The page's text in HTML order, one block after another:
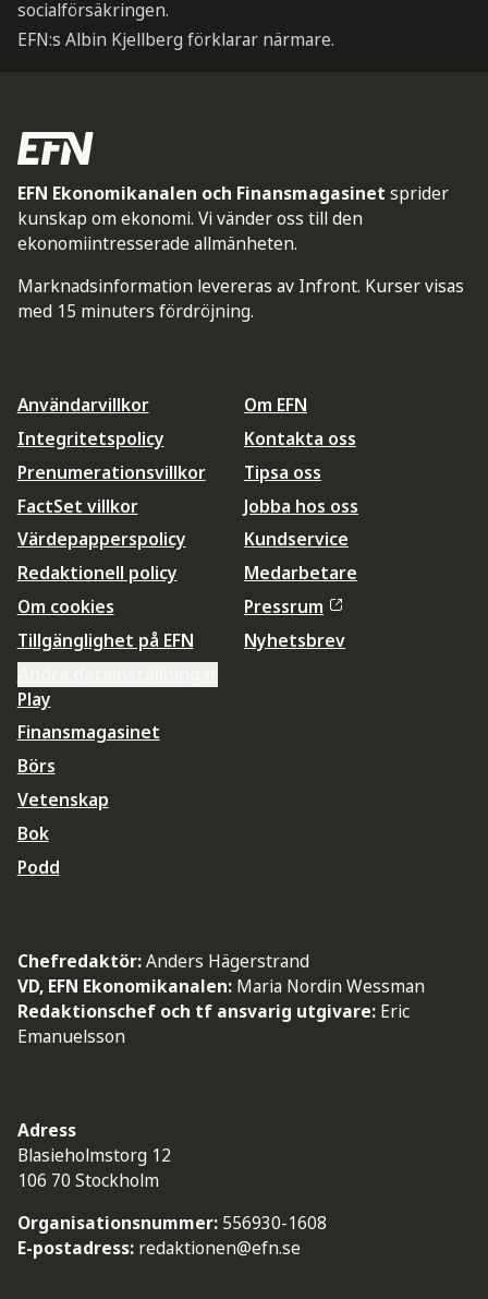
socialförsäkringen.
EFN:s Albin Kjellberg förklarar närmare.
EFN Ekonomikanalen och Finansmagasinet sprider
kunskap om ekonomi. Vi vänder oss till den
ekonomiintresserade allmänheten.
Marknadsinformation levereras av Infront. Kurser visas
med 15 minuters fördröjning.
Användarvillkor
Integritetspolicy
Prenumerationsvillkor
FactSet villkor
Värdepapperspolicy
Redaktionell policy
Om cookies
Tillgänglighet på EFN
Om EFN
Kontakta oss
Tipsa oss
Jobba hos oss
Kundservice
Medarbetare
Pressrum
Nyhetsbrev
Play
Finansmagasinet
Börs
Vetenskap
Bok
Podd
Chefredaktör:Anders Hägerstrand
VD, EFN Ekonomikanalen: Maria Nordin Wessman
Redaktionschef och tf ansvarig utgivare: Eric
Emanuelsson
Adress
Blasieholmstorg 12
106 70 Stockholm
Organisationsnummer: 556930-1608
E-postadress: redaktionen@efn.se